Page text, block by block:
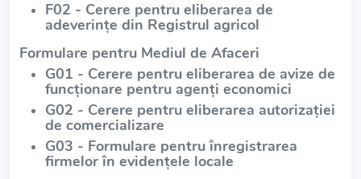
F02 - Cerere pentru eliberarea de
adeverințe din Registrul agricol
Formulare pentru Mediul de Afaceri
G01 - Cerere pentru eliberarea de avize de
funcționare pentru agenți economici
G02 - Cerere pentru eliberarea autorizației
de comercializare
G03 - Formulare pentru înregistrarea
firmelor în evidențele locale